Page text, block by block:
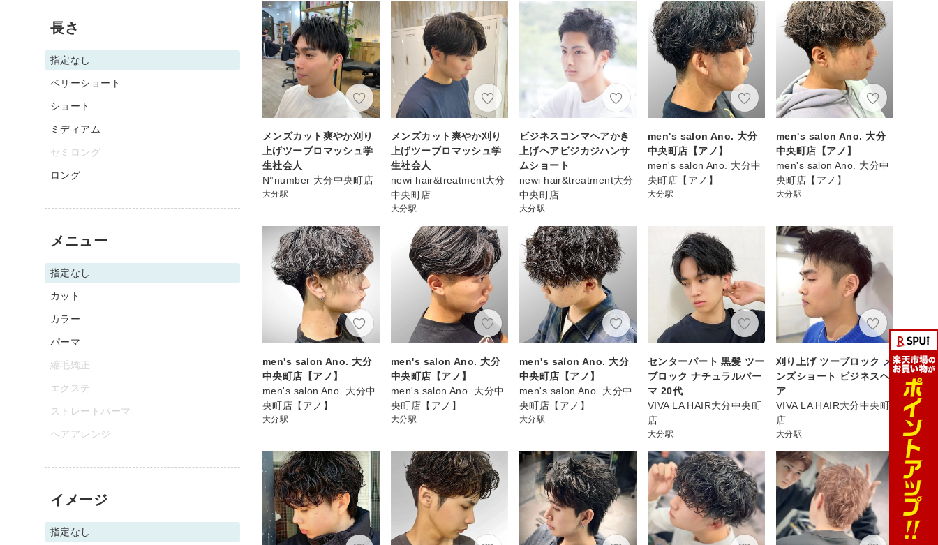
メンズカット爽やか刈り
上げツーブロマッシュ学
生社会人
N°number 大分中央町店
大分駅
メンズカット爽やか刈り
上げツーブロマッシュ学
生社会人
newi hair&treatment大分
中央町店
大分駅
ビジネスコンマヘアかき
上げヘアビジカジハンサ
ムショート
newi hair&treatment大分
中央町店
大分駅
men's salon Ano. 大分
中央町店【アノ】
men's salon Ano. 大分中
央町店【アノ】
大分駅
men's salon Ano. 大分
中央町店【アノ】
men's salon Ano. 大分中
央町店【アノ】
大分駅
men's salon Ano. 大分
中央町店【アノ】
men's salon Ano. 大分中
央町店【アノ】
大分駅
men's salon Ano. 大分
中央町店【アノ】
men's salon Ano. 大分中
央町店【アノ】
大分駅
men's salon Ano. 大分
中央町店【アノ】
men's salon Ano. 大分中
央町店【アノ】
大分駅
センターパート 黒髪 ツー
ブロック ナチュラルパー
マ 20代
VIVA LA HAIR大分中央町
店
大分駅
刈り上げ ツーブロック メ
ンズショート ビジネスヘ
ア
VIVA LA HAIR大分中央町
店
大分駅
長さ
指定なし
ベリーショート
ショート
ミディアム
セミロング
ロング
メニュー
指定なし
カット
カラー
パーマ
縮毛矯正
エクステ
ストレートパーマ
ヘアアレンジ
イメージ
指定なし